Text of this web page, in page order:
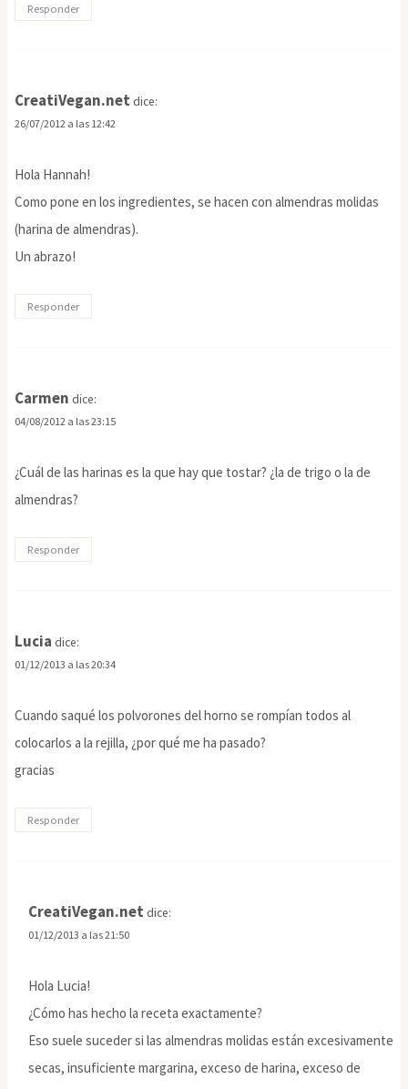
Responder
CreatiVegan.net dice:
26/07/2012 a las 12:42
Hola Hannah!
Como pone en los ingredientes, se hacen con almendras molidas
(harina de almendras).
Un abrazo!
Responder
Carmen dice:
04/08/2012 a las 23:15
¿Cuál de las harinas es la que hay que tostar? ¿la de trigo o la de
almendras?
Responder
Lucia dice:
01/12/2013 a las 20:34
Cuando saqué los polvorones del horno se rompían todos al
colocarlos a la rejilla, ¿por qué me ha pasado?
gracias
Responder
CreatiVegan.net dice:
01/12/2013 a las 21:50
Hola Lucia!
¿Cómo has hecho la receta exactamente?
Eso suele suceder si las almendras molidas están excesivamente
secas, insuficiente margarina, exceso de harina, exceso de